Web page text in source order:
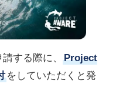
する際に、
Project
をしていただくと発